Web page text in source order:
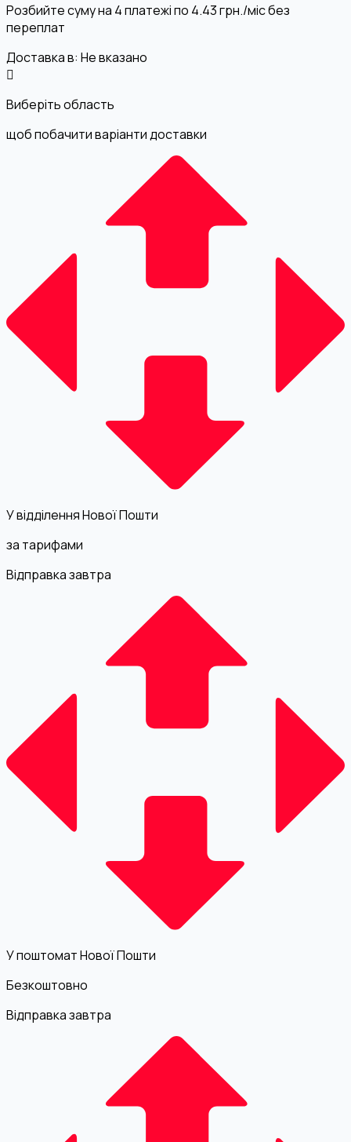
Розбийте суму на 4 платежі по 4.43грн./міс без
переплат
Доставка в: Не вказано
Виберіть область
щоб побачити варіанти доставки
У відділення Нової Пошти
за тарифами
Відправка завтра
У поштомат Нової Пошти
Безкоштовно
Відправка завтра